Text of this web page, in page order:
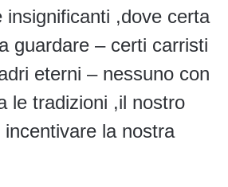
insignificanti ,dove certa
guardare – certi carristi
eterni – nessuno con
le tradizioni ,il nostro
la nostra